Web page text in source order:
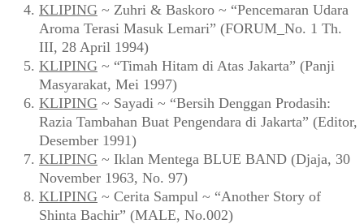
KLIPING ~ Zuhri & Baskoro ~ “Pencemaran Udara
Aroma Terasi Masuk Lemari” (FORUM_No. 1 Th.
III, 28 April 1994)
KLIPING ~ “Timah Hitam di Atas Jakarta” (Panji
Masyarakat, Mei 1997)
KLIPING ~ Sayadi ~ “Bersih Denggan Prodasih:
Razia Tambahan Buat Pengendara di Jakarta” (Editor,
Desember 1991)
KLIPING ~ Iklan Mentega BLUE BAND (Djaja, 30
November 1963, No. 97)
KLIPING ~ Cerita Sampul ~ “Another Story of
Shinta Bachir” (MALE, No.002)